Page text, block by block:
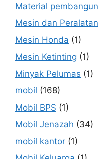
Material
Mesin dan Peralatan
Mesin Honda (1)
Mesin Ketinting (1)
Minyak Pelumas (1)
mobil (168)
Mobil BPS (1)
Mobil Jenazah (34)
mobil kantor (1)